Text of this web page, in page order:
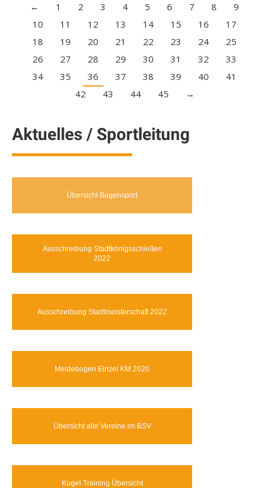
← 1 2 3 4 5 6 7 8
9
10
11 12 13 14 15 16
17
18
19 20 21 22 23 24
25
26
27 28 29 30 31 32
33
34
35 36 37 38 39 40
41
42
43 44 45 →
Aktuelles / Sportleitung
Übersicht Bogensport
Ausschreibung Stadtkönigsschießen
2022
Ausschreibung Stadtmeisterschaft 2022
Meldebogen Einzel KM 2020
Übersicht alle Vereine im BSV
Kugel Training Übersicht